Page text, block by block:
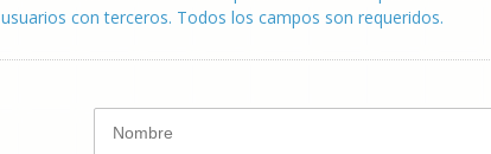
usuarios con terceros. Todos los campos son requeridos.